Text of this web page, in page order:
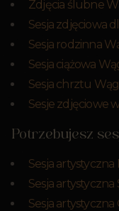
Zdjęcia ślubne
Sesja zdjęciowa
Sesja rodzinna
Sesja ciążowa
Sesja chrztu
Sesje zdjęciowe
Potrzebujesz
Sesja
Sesja artystyczna
Sesja artystyczna